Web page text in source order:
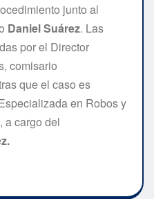
junto al
Daniel Suárez. Las
por el Director
comisario
que el caso es
en Robos y
a cargo del